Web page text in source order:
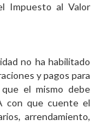
Impuesto al Valor
no ha habilitado
y pagos para
el mismo debe
con que cuente el
arrendamiento,